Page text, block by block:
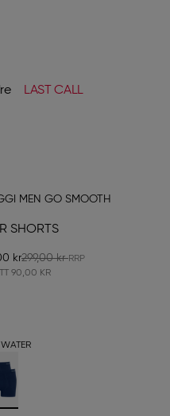
LAST CALL
MEN GO SMOOTH
SHORTS
kr299,00 kr
90,00 KR
WATER